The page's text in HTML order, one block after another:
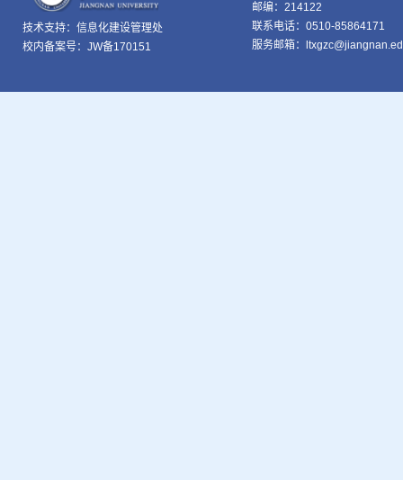
技术支持： 信息化建设管理处
校内备案号：JW备170151
邮编：214122
联系电话：0510-85864171
服务邮箱：